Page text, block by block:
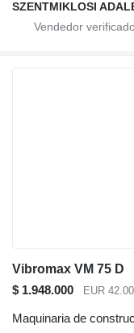
Vibromax VM 75 D
$ 1.948.000
EUR
Maquinaria de